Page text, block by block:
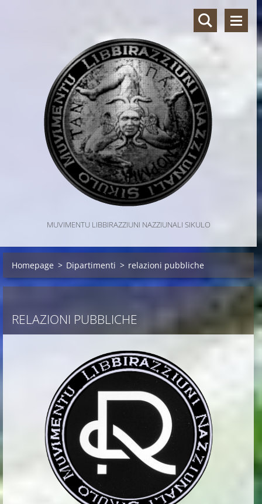
MUVIMENTU LIBBIRAZZIUNI NAZZIUNALI SIKULO
Homepage > Dipartimenti > relazioni pubbliche
RELAZIONI PUBBLICHE